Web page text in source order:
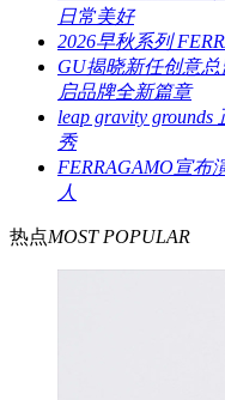
日常美好
2026早秋系列
GU揭晓新任创意总
启品牌全新篇章
leap gravity
秀
FERRAGAMO宣布
人
热点MOST POPULAR